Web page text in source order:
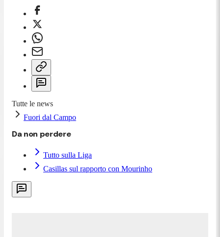
Tutte le news
Fuori dal Campo
Da non perdere
Tutto sulla Liga
Casillas sul rapporto con Mourinho